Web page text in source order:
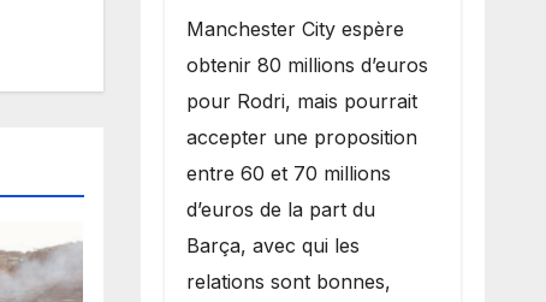
​Manchester City espère
obtenir 80 millions d’euros
pour Rodri, mais pourrait
accepter une proposition
entre 60 et 70 millions
d’euros de la part du
Barça, avec qui les
relations sont bonnes,